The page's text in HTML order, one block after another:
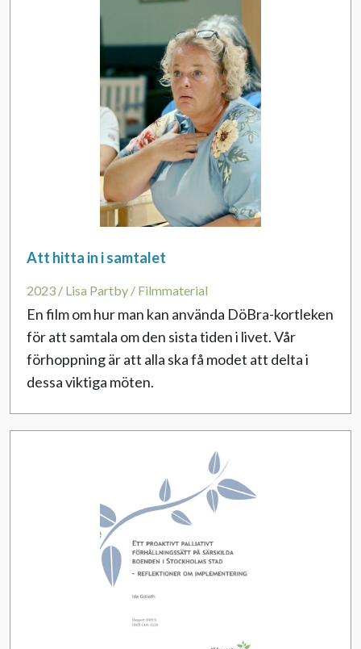
Att hitta in i samtalet
2023 / Lisa Partby / Filmmaterial
En film om hur man kan använda DöBra-kortleken
för att samtala om den sista tiden i livet. Vår
förhoppning är att alla ska få modet att delta i
dessa viktiga möten.